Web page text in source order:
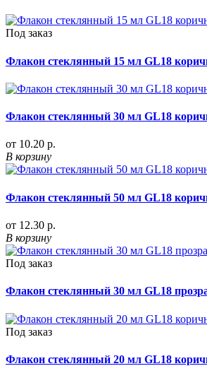
Под заказ
Флакон стеклянный 15 мл GL18
Флакон стеклянный 30 мл GL18
от 10.20 р.
В корзину
Флакон стеклянный 50 мл GL18
от 12.30 р.
В корзину
Под заказ
Флакон стеклянный 30 мл GL18
Под заказ
Флакон стеклянный 20 мл GL18